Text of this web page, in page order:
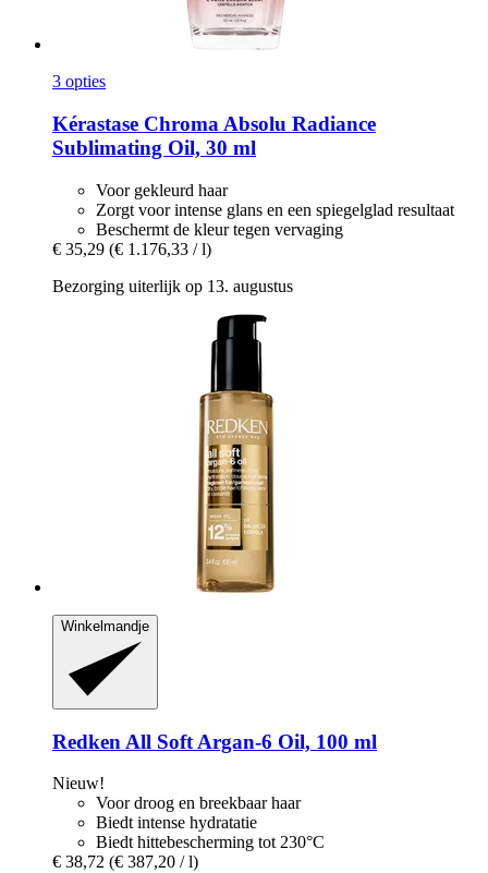
3 opties
Kérastase Chroma Absolu Radiance
Sublimating Oil, 30 ml
Voor gekleurd haar
Zorgt voor intense glans en een spiegelglad resultaat
Beschermt de kleur tegen vervaging
€ 35,29 (€ 1.176,33 / l)
Bezorging uiterlijk op 13. augustus
Winkelmandje
Redken All Soft Argan-​6 Oil, 100 ml
Nieuw!
Voor droog en breekbaar haar
Biedt intense hydratatie
Biedt hittebescherming tot 230°C
€ 38,72 (€ 387,20 / l)